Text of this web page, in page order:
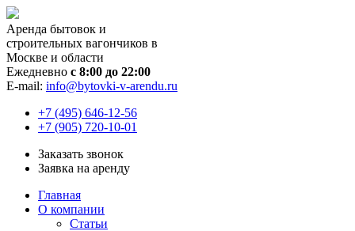
Аренда бытовок и
строительных вагончиков в
Москве и области
Ежедневно с 8:00 до 22:00
E-mail: info@bytovki-v-arendu.ru
+7 (495) 646-12-56
+7 (905) 720-10-01
Заказать звонок
Заявка на аренду
Главная
О компании
Статьи